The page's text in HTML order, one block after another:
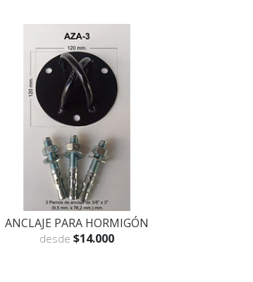
ANCLAJE PARA HORMIGÓN
desde$14.000